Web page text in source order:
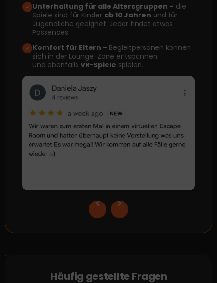
Unterhaltung für alle Altersgruppen – die
Spiele sind für Kinder ab 10 Jahren und für
Jugendliche geeignet. Jeder findet etwas
Passendes.
Komfort für Eltern – Begleitpersonen können
sich in der Lounge-Zone entspannen
und ebenfalls VR-Spiele spielen.
Häufig gestellte Fragen